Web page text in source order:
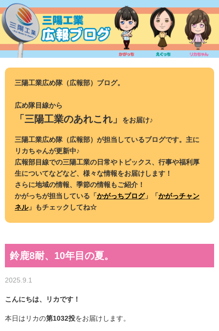
ン
テ
ツ
三陽工業広め隊（広報部）ブログ。
広め隊目線から
「三陽工業のあれこれ」 をお届け♪
三陽工業広め隊（広報部）が担当しているブログです。主に
リカちゃんが更新中♪
広報部目線での三陽工業の日常やトピックス、行事や福利厚
生についてなどなど、様々な情報をお届けします！
さらに地域の情報、季節の情報もご紹介！
かがっちが担当している「かがっちブログ」「かがっチャン
ネル」もチェックしてね☆
鈴鹿8耐、10年目の夏。
2025.9.1
こんにちは、リカです！
本日はリカの第1032投をお届けします。